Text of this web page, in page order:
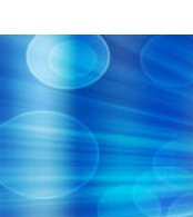
to
content